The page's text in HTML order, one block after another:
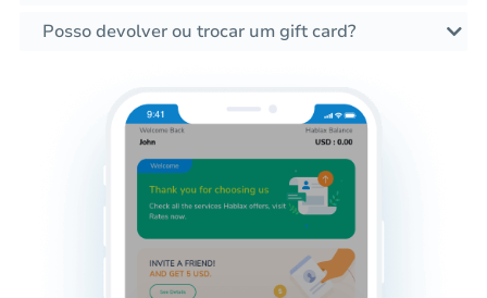
Posso devolver ou trocar um gift card?